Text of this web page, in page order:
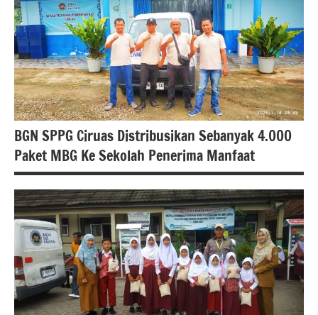
banten
Berita
kota
serang
berita
nasional
BGN SPPG Ciruas Distribusikan Sebanyak 4.000
Paket MBG Ke Sekolah Penerima Manfaat
berita
banten
Berita
kabupaten
serang